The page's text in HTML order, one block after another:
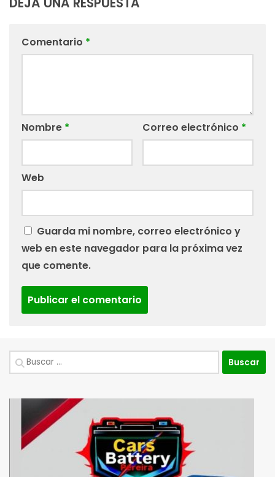
Comentario *
Nombre * Correo electrónico *
Web
Guarda mi nombre, correo electrónico y
web en este navegador para la próxima vez
que comente.
Buscar: